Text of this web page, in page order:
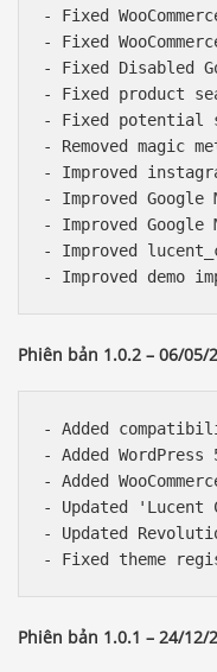
- Fixed
- Fixed
- Fixed Disabled
- Fixed product
- Fixed potential
- Removed magic
- Improved
- Improved Google
- Improved
- Improved
Phiên bản 1.0.2 – 06/05/
- Added
- Added
- Added
- Updated
- Updated
Phiên bản 1.0.1 – 24/12/